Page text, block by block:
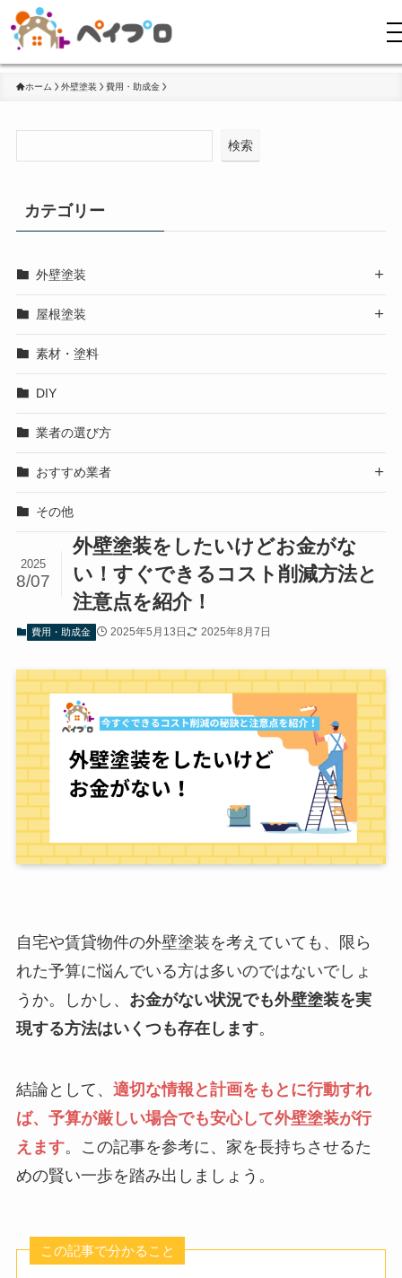
ホーム 外壁塗装 費用・助成金
外壁塗装をしたいけどお金がな
い！すぐできるコスト削減方法と
注意点を紹介！
2025
8/07
費用・助成金 2025年5月13日 2025年8月7日
自宅や賃貸物件の外壁塗装を考えていても、限ら
れた予算に悩んでいる方は多いのではないでしょ
うか。しかし、 お金がない状況でも外壁塗装を実
現する方法はいくつも存在します。
結論として、 適切な情報と計画をもとに行動すれ
ば、予算が厳しい場合でも安心して外壁塗装が行
えます。この記事を参考に、家を長持ちさせるた
めの賢い一歩を踏み出しましょう。
この記事で分かること
検索
カテゴリー
外壁塗装 
屋根塗装 
素材・塗料
DIY
業者の選び方
おすすめ業者 
その他